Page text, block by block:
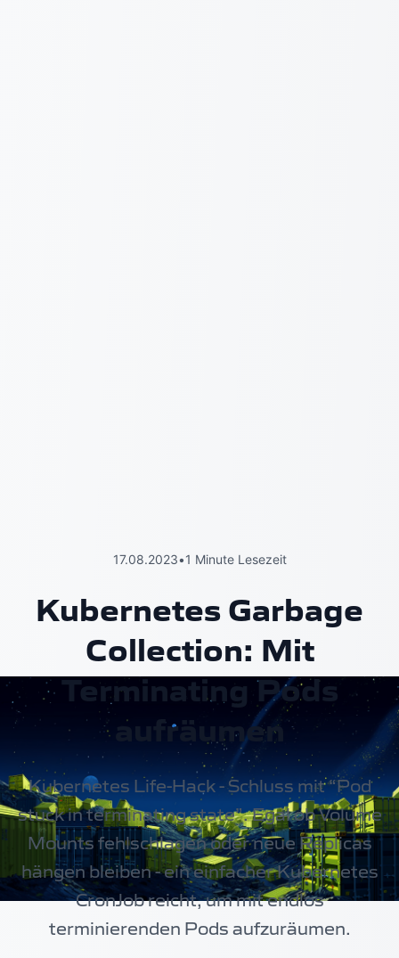
17.08.2023•1 Minute Lesezeit
Kubernetes Garbage
Collection: Mit
Terminating Pods
aufräumen
Kubernetes Life-Hack - Schluss mit “Pod
stuck in terminating state”. Egal ob Volume
Mounts fehlschlagen oder neue Replicas
hängen bleiben - ein einfacher Kubernetes
CronJob reicht, um mit endlos
terminierenden Pods aufzuräumen.